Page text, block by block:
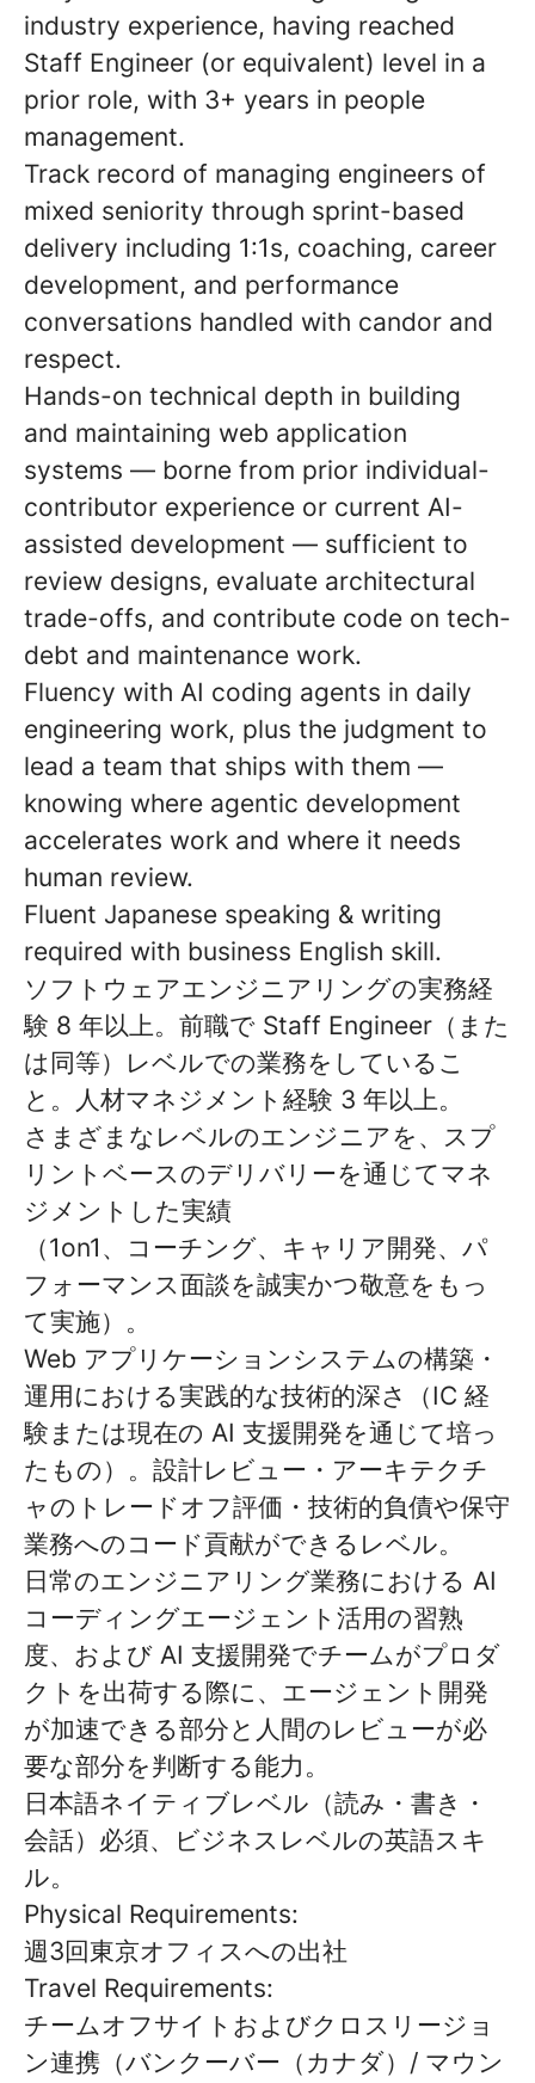
industry experience, having reached
Staff Engineer (or equivalent) level in a
prior role, with 3+ years in people
management.
Track record of managing engineers of
mixed seniority through sprint-based
delivery including 1:1s, coaching, career
development, and performance
conversations handled with candor and
respect.
Hands-on technical depth in building
and maintaining web application
systems — borne from prior individual-
contributor experience or current AI-
assisted development — sufficient to
review designs, evaluate architectural
trade-offs, and contribute code on tech-
debt and maintenance work.
Fluency with AI coding agents in daily
engineering work, plus the judgment to
lead a team that ships with them —
knowing where agentic development
accelerates work and where it needs
human review.
Fluent Japanese speaking & writing
required with business English skill.
ソフトウェアエンジニアリングの実務経
験 8 年以上。前職で Staff Engineer（また
は同等）レベルでの業務をしているこ
と。人材マネジメント経験 3 年以上。
さまざまなレベルのエンジニアを、スプ
リントベースのデリバリーを通じてマネ
ジメントした実績
（1on1、コーチング、キャリア開発、パ
フォーマンス面談を誠実かつ敬意をもっ
て実施）。
Web アプリケーションシステムの構築・
運用における実践的な技術的深さ（IC 経
験または現在の AI 支援開発を通じて培っ
たもの）。設計レビュー・アーキテクチ
ャのトレードオフ評価・技術的負債や保守
業務へのコード貢献ができるレベル。
日常のエンジニアリング業務における AI
コーディングエージェント活用の習熟
度、および AI 支援開発でチームがプロダ
クトを出荷する際に、エージェント開発
が加速できる部分と人間のレビューが必
要な部分を判断する能力。
日本語ネイティブレベル（読み・書き・
会話）必須、ビジネスレベルの英語スキ
ル。
Physical Requirements:
週3回東京オフィスへの出社
Travel Requirements:
チームオフサイトおよびクロスリージョ
ン連携（バンクーバー（カナダ）/ マウン